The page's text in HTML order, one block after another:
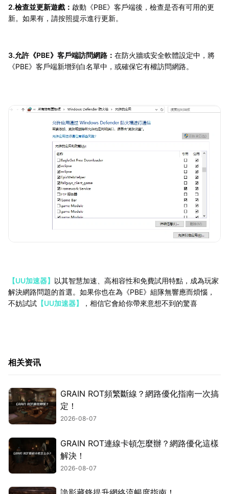
2.檢查並更新遊戲： 啟動《PBE》客戶端後，檢查是否有可用的更
新。如果有，請按照提示進行更新。
3.允許《PBE》客戶端訪問網路： 在防火牆或安全軟體設定中，將
《PBE》客戶端新增到白名單中，或確保它有權訪問網路。
【UU加速器】 以其智慧加速、高相容性和免費試用特點，成為玩家
解決網路問題的首選。如果你也在為《PBE》組隊無響應而煩惱，
不妨試試 【UU加速器】 ，相信它會給你帶來意想不到的驚喜
相关资讯
GRAIN ROT頻繁斷線？網路優化指南一次搞
定！
2026-08-07
GRAIN ROT連線卡頓怎麼辦？網路優化這樣
解決！
2026-08-07